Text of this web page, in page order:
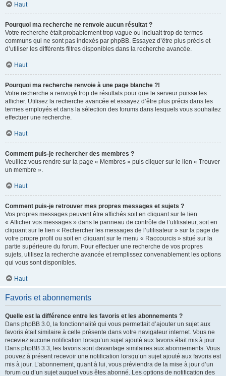
Haut
Pourquoi ma recherche ne renvoie aucun résultat ?
Votre recherche était probablement trop vague ou incluait trop de termes
communs qui ne sont pas indexés par phpBB. Essayez d’être plus précis et
d’utiliser les différents filtres disponibles dans la recherche avancée.
Haut
Pourquoi ma recherche renvoie à une page blanche ?!
Votre recherche a renvoyé trop de résultats pour que le serveur puisse les
afficher. Utilisez la recherche avancée et essayez d’être plus précis dans les
termes employés et dans la sélection des forums dans lesquels vous souhaitez
effectuer une recherche.
Haut
Comment puis-je rechercher des membres ?
Veuillez vous rendre sur la page « Membres » puis cliquer sur le lien « Trouver
un membre ».
Haut
Comment puis-je retrouver mes propres messages et sujets ?
Vos propres messages peuvent être affichés soit en cliquant sur le lien
« Afficher vos messages » dans le panneau de contrôle de l’utilisateur, soit en
cliquant sur le lien « Rechercher les messages de l’utilisateur » sur la page de
votre propre profil ou soit en cliquant sur le menu « Raccourcis » situé sur la
partie supérieure du forum. Pour effectuer une recherche de vos propres
sujets, utilisez la recherche avancée et remplissez convenablement les options
qui vous sont disponibles.
Haut
Favoris et abonnements
Quelle est la différence entre les favoris et les abonnements ?
Dans phpBB 3.0, la fonctionnalité qui vous permettait d’ajouter un sujet aux
favoris était similaire à celle présente dans votre navigateur internet. Vous ne
receviez aucune notification lorsqu’un sujet ajouté aux favoris était mis à jour.
Dans phpBB 3.3, les favoris sont davantage similaires aux abonnements. Vous
pouvez à présent recevoir une notification lorsqu’un sujet ajouté aux favoris est
mis à jour. L’abonnement, quant à lui, vous préviendra de la mise à jour d’un
forum ou d’un sujet auquel vous êtes abonné. Les options de notification des